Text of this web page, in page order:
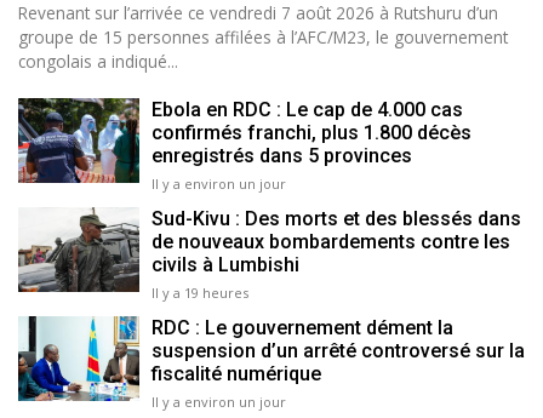
Revenant sur l’arrivée ce vendredi 7 août 2026 à Rutshuru d’un
groupe de 15 personnes affilées à l’AFC/M23, le gouvernement
congolais a indiqué...
Ebola en RDC : Le cap de 4.000 cas
confirmés franchi, plus 1.800 décès
enregistrés dans 5 provinces
Il y a environ un jour
Sud-Kivu : Des morts et des blessés dans
de nouveaux bombardements contre les
civils à Lumbishi
Il y a 19 heures
RDC : Le gouvernement dément la
suspension d’un arrêté controversé sur la
fiscalité numérique
Il y a environ un jour